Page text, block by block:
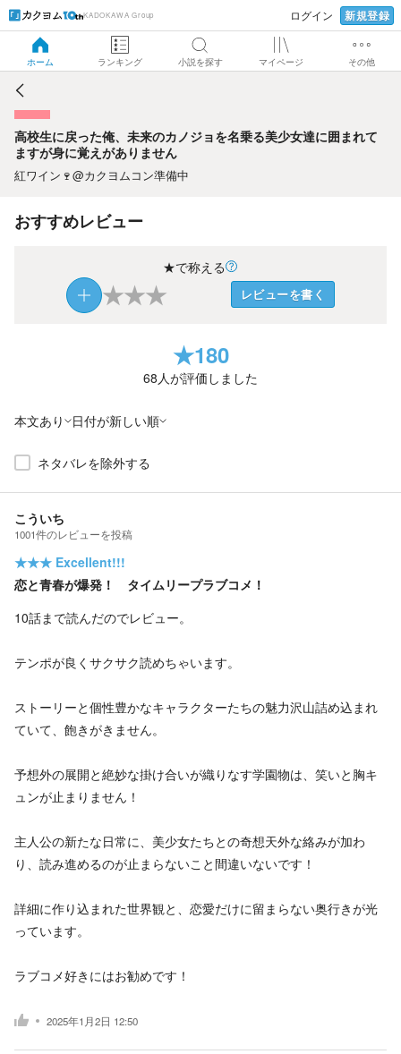
KADOKAWA Group ログイン 新規登録
ホーム ランキング 小説を探す マイページ その他
高校生に戻った俺、未来のカノジョを名乗る美少女達に囲ま
れてますが身に覚えがありません
高校生に戻った俺、未来のカノジョを名乗る美少女達に囲まれて
ますが身に覚えがありません
紅ワイン🍷@カクヨムコン準備中
おすすめレビュー
★で称える
★★★ レビューを書く
★180
68人が評価しました
本文あり 日付が新しい順
ネタバレを除外する
こういち
1001件のレビューを投稿
★★★ Excellent!!!
恋と青春が爆発！ タイムリープラブコメ！
10話まで読んだのでレビュー。
テンポが良くサクサク読めちゃいます。
ストーリーと個性豊かなキャラクターたちの魅力沢山詰め込まれ
ていて、飽きがきません。
予想外の展開と絶妙な掛け合いが織りなす学園物は、笑いと胸キ
ュンが止まりません！
主人公の新たな日常に、美少女たちとの奇想天外な絡みが加わ
り、読み進めるのが止まらないこと間違いないです！
詳細に作り込まれた世界観と、恋愛だけに留まらない奥行きが光
っています。
ラブコメ好きにはお勧めです！
2025年1月2日 12:50